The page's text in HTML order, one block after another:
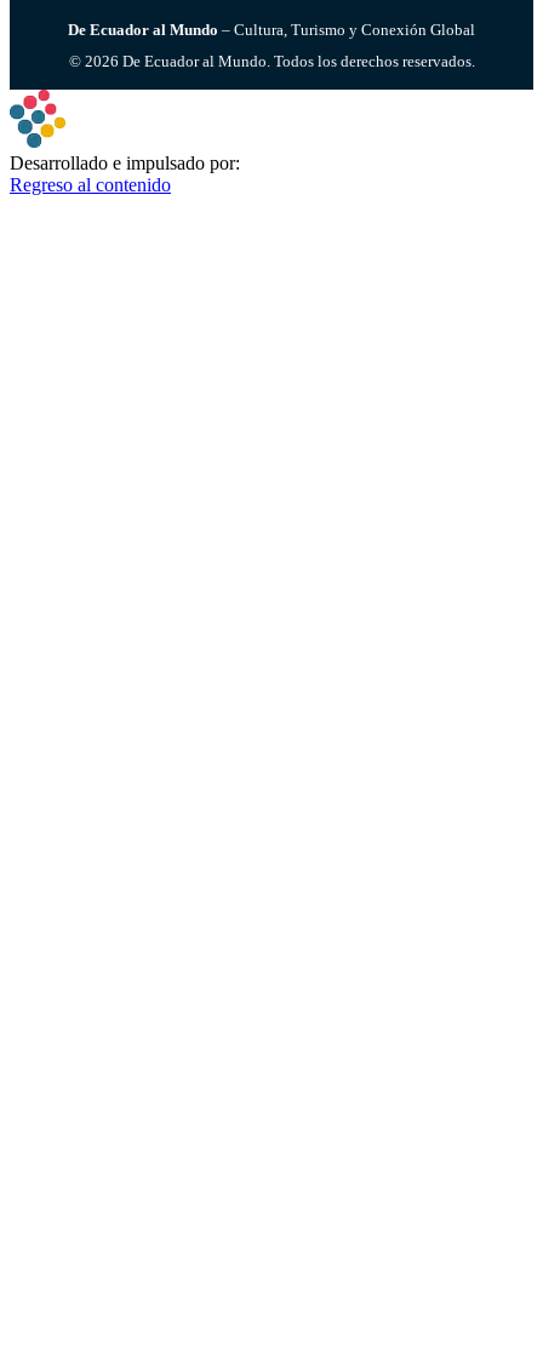
De Ecuador al Mundo – Cultura, Turismo y Conexión Global
© 2026 De Ecuador al Mundo. Todos los derechos reservados.
Desarrollado e impulsado por:
Regreso al contenido